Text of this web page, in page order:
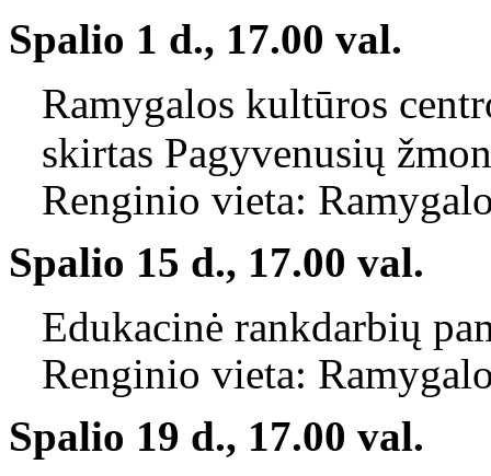
Spalio 1 d., 17.00 val.
Ramygalos kultūros
skirtas Pagyvenusių
Renginio vieta:
Spalio 15 d., 17.00 val.
Edukacinė rankdarbių
Renginio vieta:
Spalio 19 d., 17.00 val.